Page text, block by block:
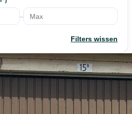
–
Filters wissen